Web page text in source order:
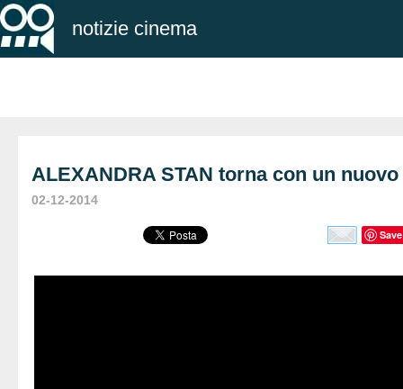
notizie cinema
ALEXANDRA STAN torna con un
02-12-2014
Save